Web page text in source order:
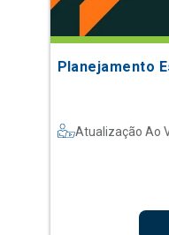
Planejamento
Atualização Ao